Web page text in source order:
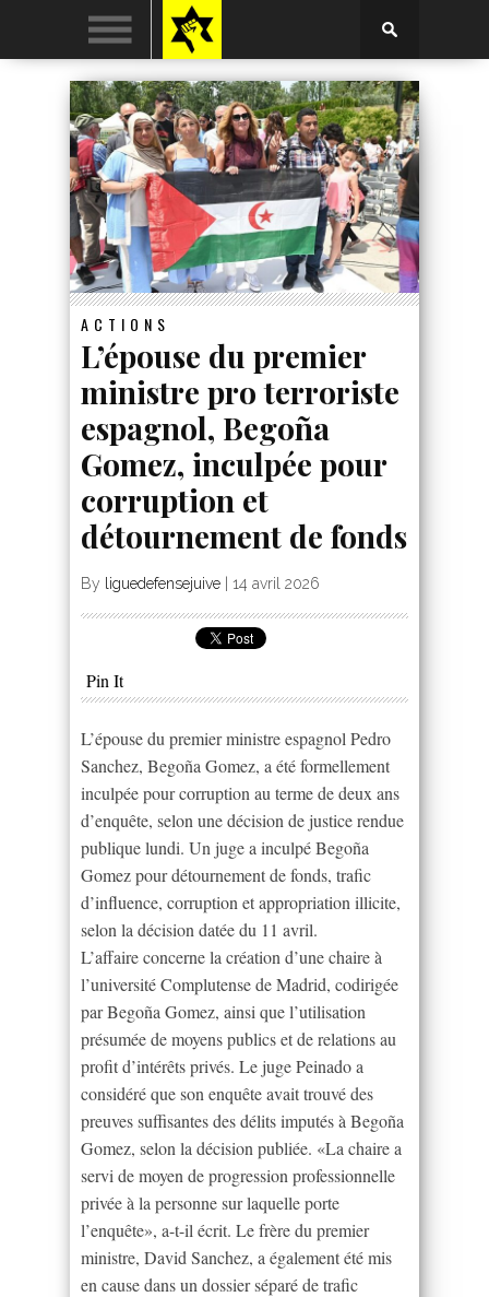
ACTIONS
L’épouse du premier
ministre pro terroriste
espagnol, Begoña
Gomez, inculpée pour
corruption et
détournement de fonds
By liguedefensejuive 14 avril 2026
Pin It
L’épouse du premier ministre espagnol Pedro
Sanchez, Begoña Gomez, a été formellement
inculpée pour corruption au terme de deux ans
d’enquête, selon une décision de justice rendue
publique lundi. Un juge a inculpé Begoña
Gomez pour détournement de fonds, trafic
d’influence, corruption et appropriation illicite,
selon la décision datée du 11 avril.
L’affaire concerne la création d’une chaire à
l’université Complutense de Madrid, codirigée
par Begoña Gomez, ainsi que l’utilisation
présumée de moyens publics et de relations au
profit d’intérêts privés. Le juge Peinado a
considéré que son enquête avait trouvé des
preuves suffisantes des délits imputés à Begoña
Gomez, selon la décision publiée. «La chaire a
servi de moyen de progression professionnelle
privée à la personne sur laquelle porte
l’enquête», a-t-il écrit. Le frère du premier
ministre, David Sanchez, a également été mis
en cause dans un dossier séparé de trafic